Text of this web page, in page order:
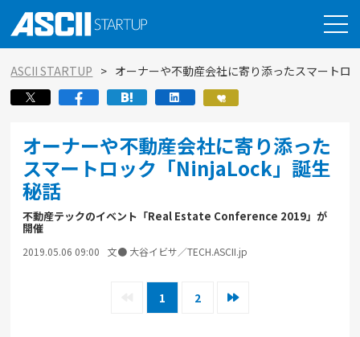
ASCII STARTUP オーナーや不動産会社に寄り添ったスマート
オーナーや不動産会社に寄り添った
スマートロック「NinjaLock」誕生
秘話
不動産テックのイベント「Real Estate Conference 2019」が
開催
2019.05.06 09:00 文● 大谷イビサ／TECH.ASCII.jp
1 2